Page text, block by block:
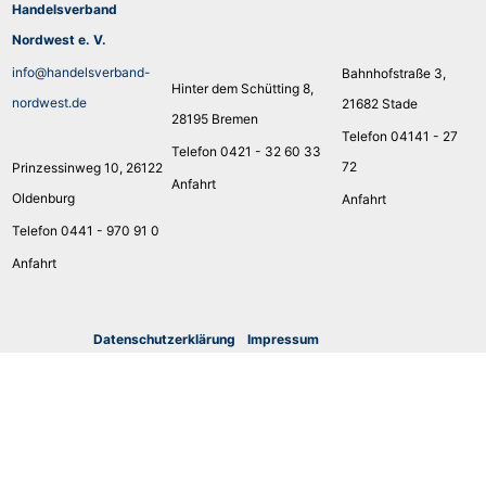
Handelsverband
Nordwest e. V.
info@handelsverband-
nordwest.de
Prinzessinweg 10, 26122
Oldenburg
Telefon 0441 - 970 91 0
Anfahrt
Hinter dem Schütting 8,
28195 Bremen
Telefon 0421 - 32 60 33
Anfahrt
Bahnhofstraße 3,
21682 Stade
Telefon 04141 - 27
72
Anfahrt
Datenschutzerklärung Impressum